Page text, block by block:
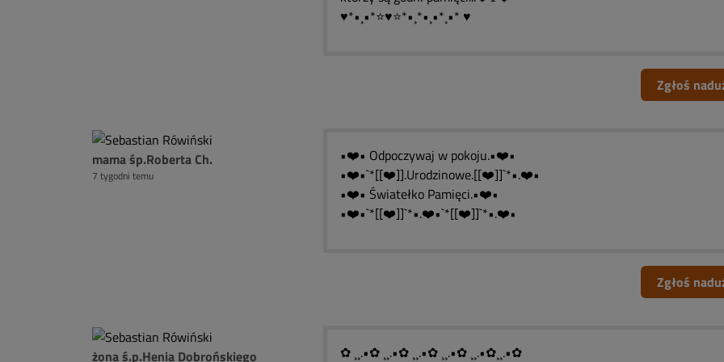
♥*•¸•*⭐♥⭐*•¸*•¸•*¸•* ♥
Zgłoś
mama śp.Roberta Ch.
7 tygodni temu
•❤️• Odpoczywaj w pokoju.•❤️•
•❤️•`*[[❤️]].Urodzinowe.[[❤️]]`*•.❤️•
•❤️• Światełko Pamięci.•❤️•
•❤️•`*[[❤️]]`*•.❤️•`*[[❤️]]`*•.❤️•
Zgłoś
żona ś.p.Henia Dobrońskiego ✿ ¸¸.•✿ ¸¸.•✿ ¸¸.•✿ ¸¸.•✿ ¸¸.•✿¸¸.•✿